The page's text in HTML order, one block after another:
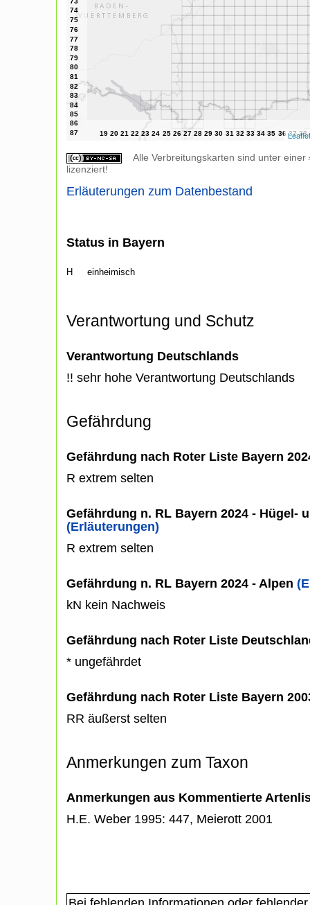
Leaflet
Alle Verbreitungskarten sind unter einer
lizenziert!
Erläuterungen zum Datenbestand
Status in Bayern
H einheimisch
Verantwortung und Schutz
Verantwortung Deutschlands
!! sehr hohe Verantwortung Deutschlands
Gefährdung
Gefährdung nach Roter Liste Bayern
R extrem selten
Gefährdung n. RL Bayern 2024 - Hügel-
(Erläuterungen)
R extrem selten
Gefährdung n. RL Bayern 2024 - Alpen
kN kein Nachweis
Gefährdung nach Roter Liste
* ungefährdet
Gefährdung nach Roter Liste Bayern
RR äußerst selten
Anmerkungen zum Taxon
Anmerkungen aus Kommentierte
H.E. Weber 1995: 447, Meierott 2001